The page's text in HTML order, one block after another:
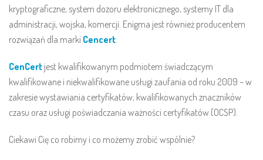
kryptograficzne, system dozoru elektronicznego, systemy IT dla
administracji, wojska, komercji. Enigma jest również producentem
rozwiązań dla marki Cencert.
CenCert jest kwalifikowanym podmiotem świadczącym
kwalifikowane i niekwalifikowane usługi zaufania od roku 2009 – w
zakresie wystawiania certyfikatów, kwalifikowanych znaczników
czasu oraz usługi poświadczania ważności certyfikatów (OCSP).
Ciekawi Cię co robimy i co możemy zrobić wspólnie?